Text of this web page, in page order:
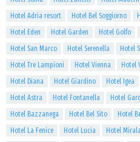
Hotel Adria resort
Hotel Bel Soggiorno
Hotel Eden
Hotel Garden Hotel Golfo
Hotel San Marco
Hotel Serenella Hotel
Hotel Tre Lampioni
Hotel Vienna Hotel
Hotel Diana
Hotel Giardino Hotel Igea
Hotel Astra
Hotel Fontanella Hotel
Hotel Bazzanega
Hotel Bel Sito Hotel
Hotel La Fenice
Hotel Lucia Hotel